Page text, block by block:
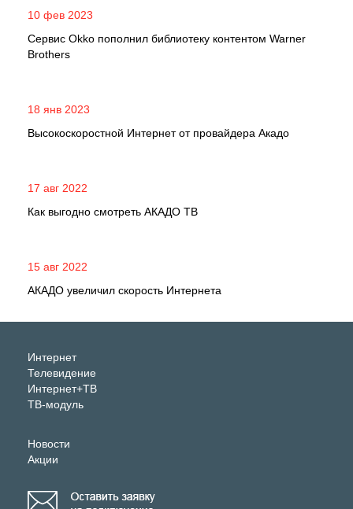
10 фев 2023
Сервис Okko пополнил библиотеку контентом Warner
Brothers
18 янв 2023
Высокоскоростной Интернет от провайдера Акадо
17 авг 2022
Как выгодно смотреть АКАДО ТВ
15 авг 2022
АКАДО увеличил скорость Интернета
Интернет
Телевидение
Интернет+ТВ
ТВ-модуль
Новости
Акции